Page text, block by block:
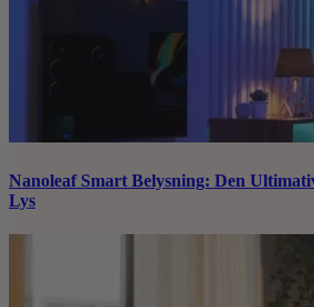
Nanoleaf Smart Belysning: Den
Lys